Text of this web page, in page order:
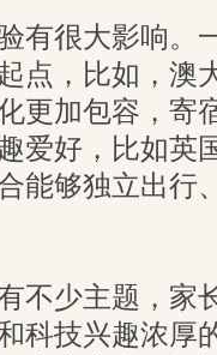
很大影响。
点，比如，澳
更加包容，寄
爱好，比如英
能够独立出行
少主题，家
科技兴趣浓厚